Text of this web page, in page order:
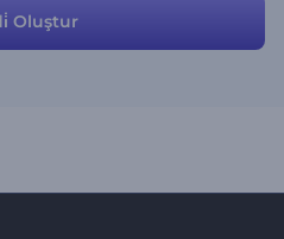
Oluştur